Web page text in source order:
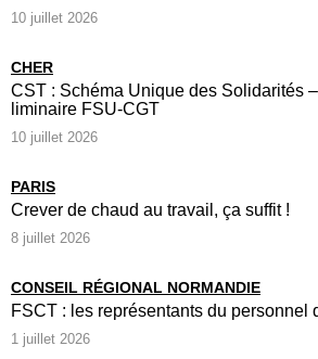
10 juillet 2026
CHER
CST : Schéma Unique des Solidarités
liminaire FSU-CGT
10 juillet 2026
PARIS
Crever de chaud au travail, ça suffit !
8 juillet 2026
CONSEIL RÉGIONAL NORMANDIE
FSCT : les représentants du personnel
1 juillet 2026